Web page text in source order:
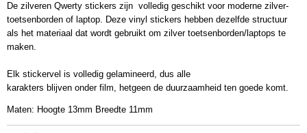
De zilveren Qwerty stickers zijn volledig geschikt voor moderne zilver-
toetsenborden of laptop. Deze vinyl stickers hebben dezelfde structuur
als het materiaal dat wordt gebruikt om zilver toetsenborden/laptops te
maken.
Elk stickervel is volledig gelamineerd, dus alle
karakters blijven onder film, hetgeen de duurzaamheid ten goede komt.
Maten: Hoogte 13mm Breedte 11mm